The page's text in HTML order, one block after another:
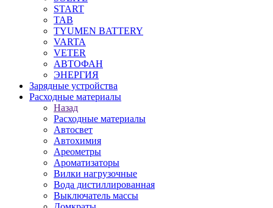
START
TAB
TYUMEN BATTERY
VARTA
VETER
АВТОФАН
ЭНЕРГИЯ
Зарядные устройства
Расходные материалы
Назад
Расходные материалы
Автосвет
Автохимия
Ареометры
Ароматизаторы
Вилки нагрузочные
Вода дистиллированная
Выключатель массы